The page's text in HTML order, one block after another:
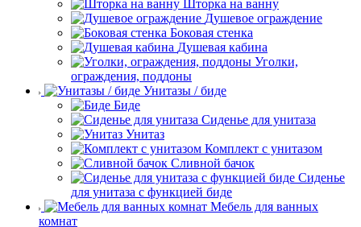
Шторка на ванну
Душевое ограждение
Боковая стенка
Душевая кабина
Уголки,
ограждения, поддоны
Унитазы / биде
Биде
Сиденье для унитаза
Унитаз
Комплект с унитазом
Сливной бачок
Сиденье
для унитаза с функцией биде
Мебель для ванных
комнат